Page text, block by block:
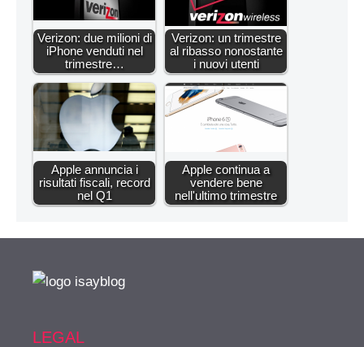
Verizon: due milioni di
iPhone venduti nel
trimestre…
Verizon: un trimestre
al ribasso nonostante
i nuovi utenti
Apple annuncia i
risultati fiscali, record
nel Q1
Apple continua a
vendere bene
nell'ultimo trimestre
LEGAL